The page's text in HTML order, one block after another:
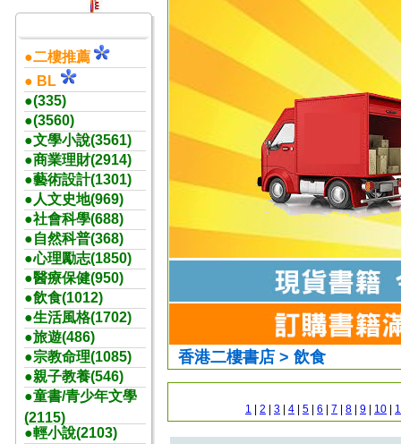
●二樓推薦
● BL
●(335)
●(3560)
●文學小說(3561)
●商業理財(2914)
●藝術設計(1301)
●人文史地(969)
●社會科學(688)
●自然科普(368)
●心理勵志(1850)
●醫療保健(950)
●飲食(1012)
●生活風格(1702)
●旅遊(486)
●宗教命理(1085)
●親子教養(546)
●童書/青少年文學
(2115)
●輕小說(2103)
香港二樓書店 > 飲食
1 2 3 4 5 6 7 8 9 10